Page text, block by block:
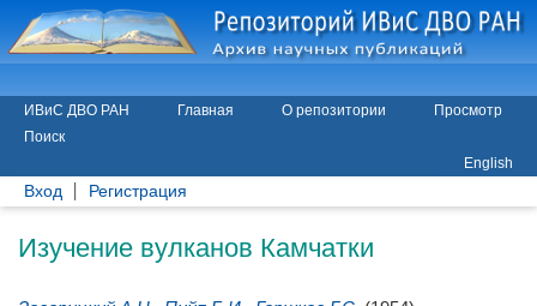
ИВиС ДВО РАН Главная О репозитории
Просмотр
Поиск
English
Вход Регистрация
Изучение вулканов Камчатки